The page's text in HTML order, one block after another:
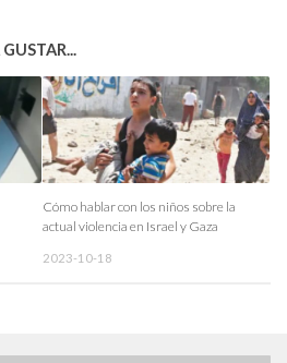
Cómo hablar con los niños sobre la
actual violencia en Israel y Gaza
2023-10-18